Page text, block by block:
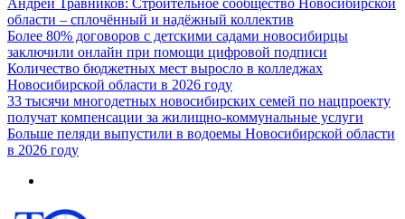
Андрей Травников: Строительное сообщество Новосибирской
области – сплочённый и надёжный коллектив
Более 80% договоров с детскими садами новосибирцы
заключили онлайн при помощи цифровой подписи
Количество бюджетных мест выросло в колледжах
Новосибирской области в 2026 году
33 тысячи многодетных новосибирских семей по нацпроекту
получат компенсации за жилищно-коммунальные услуги
Больше пеляди выпустили в водоемы Новосибирской области
в 2026 году